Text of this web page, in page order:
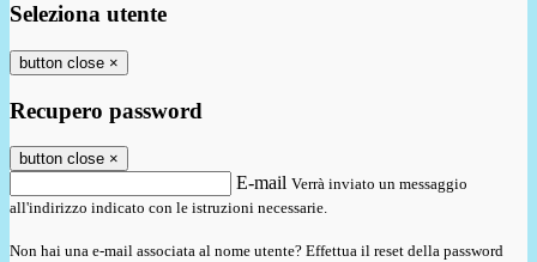
Seleziona utente
button close ×
Recupero password
button close ×
E-mail Verrà inviato un messaggio
all'indirizzo indicato con le istruzioni necessarie.
Non hai una e-mail associata al nome utente? Effettua il reset della password